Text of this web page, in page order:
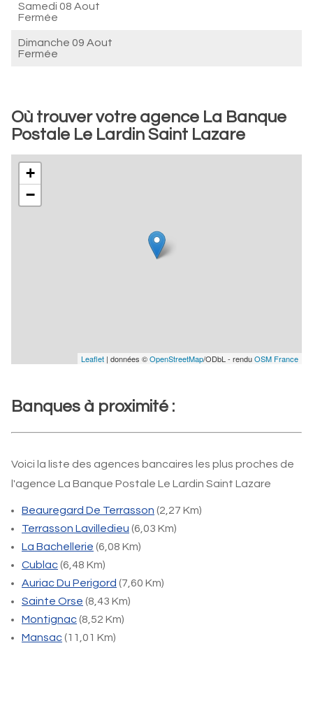
Samedi 08 Aout
Fermée
Dimanche 09 Aout
Fermée
Où trouver votre agence La Banque
Postale Le Lardin Saint Lazare
+
−
Leaflet | données ©OpenStreetMap/ODbL - renduOSM France
Banques à proximité :
Voici la liste des agences bancaires les plus proches de
l'agence La Banque Postale Le Lardin Saint Lazare
Beauregard De Terrasson (2,27 Km)
Terrasson Lavilledieu (6,03 Km)
La Bachellerie (6,08 Km)
Cublac(6,48 Km)
Auriac Du Perigord (7,60 Km)
Sainte Orse (8,43 Km)
Montignac(8,52 Km)
Mansac(11,01 Km)